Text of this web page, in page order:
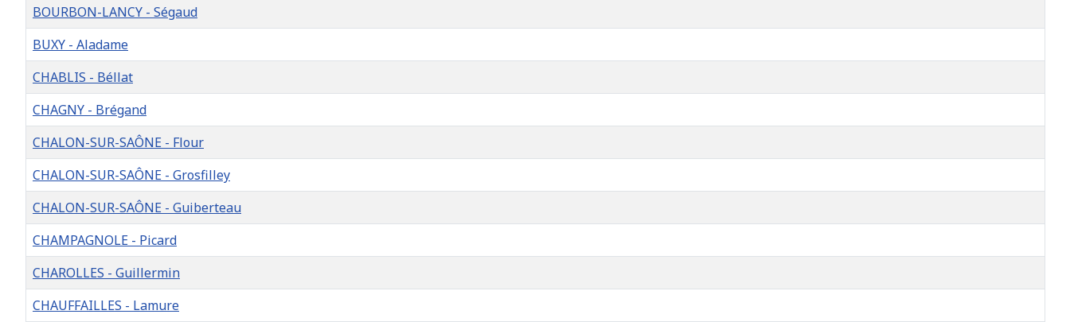
BOURBON-LANCY - Ségaud
BUXY - Aladame
CHABLIS - Béllat
CHAGNY - Brégand
CHALON-SUR-SAÔNE - Flour
CHALON-SUR-SAÔNE - Grosfilley
CHALON-SUR-SAÔNE - Guiberteau
CHAMPAGNOLE - Picard
CHAROLLES - Guillermin
CHAUFFAILLES - Lamure